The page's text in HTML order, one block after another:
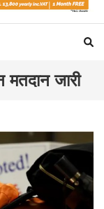
मतदान जारी